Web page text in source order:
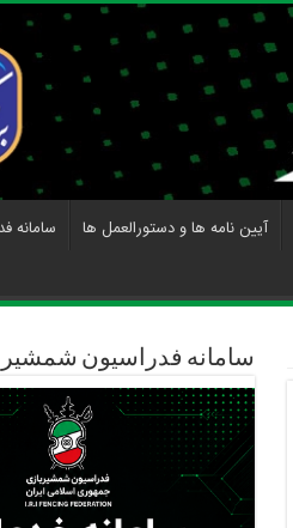
آیین نامه ها و دستورالعمل ها
سامانه
سامانه فدراسیون